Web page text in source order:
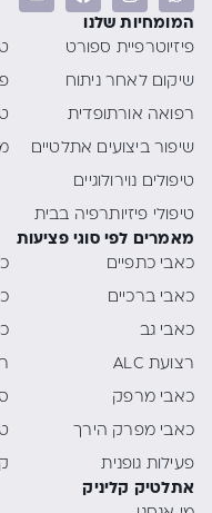
המומחיות שלנו
פיזיוטרפיית ספורט
שיקום לאחר ניתוח
רפואה אורתופדית
שיפור ביצועים אתלטיים
טיפולים נוירולוגיים
טיפולי פיזיותרפיה בבית
מאמרים לפי סוגי פציעות
כאבי כתפיים
כאבי ברכיים
כאבי גב
רצועת ALC
כאבי מרפק
כאבי מפרק הירך
פעילות גופנית
אתלטיק קליניק